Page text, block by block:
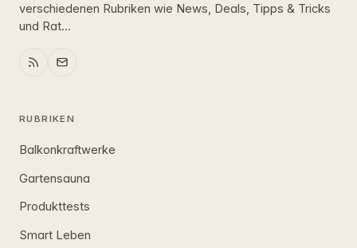
verschiedenen Rubriken wie News, Deals, Tipps & Tricks
und Rat...
RUBRIKEN
Balkonkraftwerke
Gartensauna
Produkttests
Smart Leben